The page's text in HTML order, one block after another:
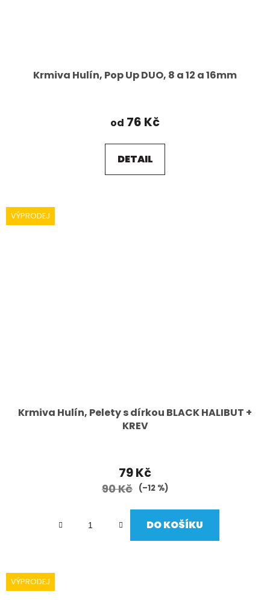
Krmiva Hulín, Pop Up DUO, 8 a 12 a 16mm
od 76 Kč
DETAIL
VÝPRODEJ
Krmiva Hulín, Pelety s dírkou BLACK HALIBUT +
KREV
79 Kč
90 Kč (–12 %)
DO KOŠÍKU
VÝPRODEJ